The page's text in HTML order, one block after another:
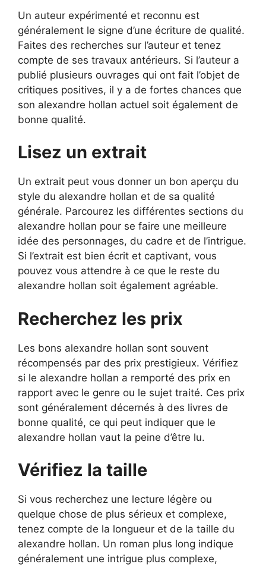
Un auteur expérimenté et reconnu est
généralement le signe d’une écriture de qualité.
Faites des recherches sur l’auteur et tenez
compte de ses travaux antérieurs. Si l’auteur a
publié plusieurs ouvrages qui ont fait l’objet de
critiques positives, il y a de fortes chances que
son alexandre hollan actuel soit également de
bonne qualité.
Lisez un extrait
Un extrait peut vous donner un bon aperçu du
style du alexandre hollan et de sa qualité
générale. Parcourez les différentes sections du
alexandre hollan pour se faire une meilleure
idée des personnages, du cadre et de l’intrigue.
Si l’extrait est bien écrit et captivant, vous
pouvez vous attendre à ce que le reste du
alexandre hollan soit également agréable.
Recherchez les prix
Les bons alexandre hollan sont souvent
récompensés par des prix prestigieux. Vérifiez
si le alexandre hollan a remporté des prix en
rapport avec le genre ou le sujet traité. Ces prix
sont généralement décernés à des livres de
bonne qualité, ce qui peut indiquer que le
alexandre hollan vaut la peine d’être lu.
Vérifiez la taille
Si vous recherchez une lecture légère ou
quelque chose de plus sérieux et complexe,
tenez compte de la longueur et de la taille du
alexandre hollan. Un roman plus long indique
généralement une intrigue plus complexe,